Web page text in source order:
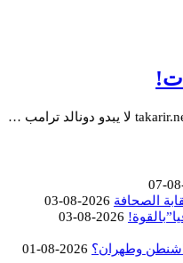
الصحافة 2026-08-03
2026-08-03
وطهران؟ 2026-08-01